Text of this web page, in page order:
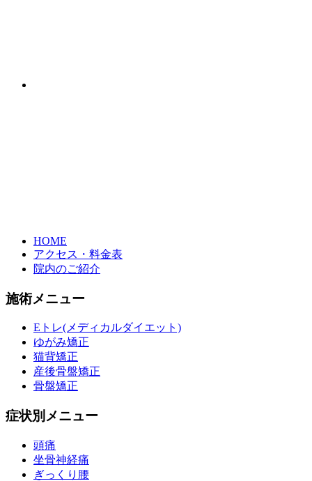
HOME
アクセス・料金表
院内のご紹介
施術メニュー
Eトレ(メディカルダイエット)
ゆがみ矯正
猫背矯正
産後骨盤矯正
骨盤矯正
症状別メニュー
頭痛
坐骨神経痛
ぎっくり腰